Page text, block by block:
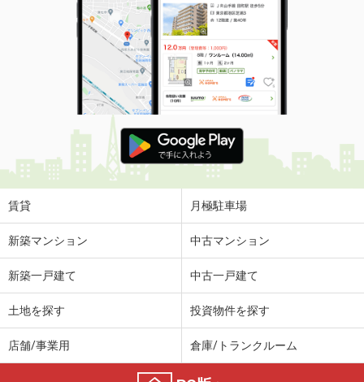
賃貸 月極駐車場
新築マンション 中古マンション
新築一戸建て 中古一戸建て
土地を探す 投資物件を探す
店舗/事業用 倉庫/トランクルーム